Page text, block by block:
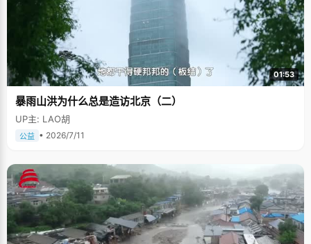
01:53
暴雨山洪为什么总是造访北京（二）
UP主: LAO胡
公益 • 2026/7/11